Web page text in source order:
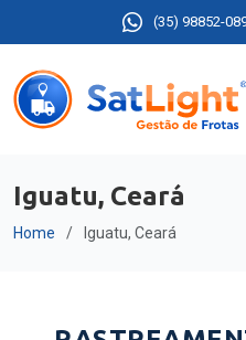
(35) 98852-
Iguatu, Ceará
Home Iguatu, Ceará